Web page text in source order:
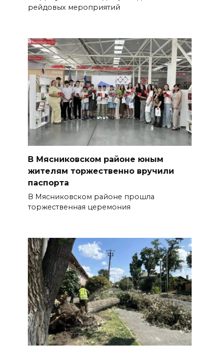
рейдовых мероприятий
В Мясниковском районе юным
жителям торжественно вручили
паспорта
В Мясниковском районе прошла
торжественная церемония